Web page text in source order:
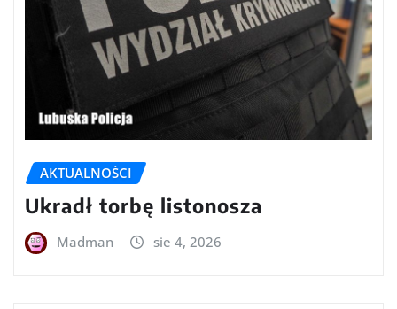
AKTUALNOŚCI
Ukradł torbę listonosza
Madman sie 4, 2026